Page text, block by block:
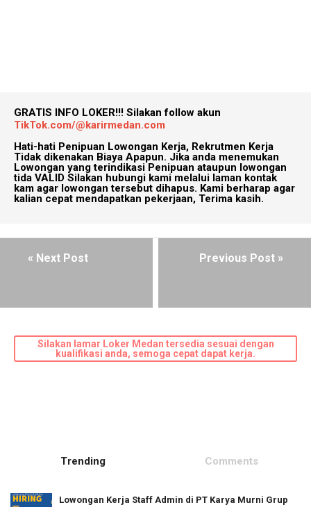
GRATIS INFO LOKER!!! Silakan follow akun
TikTok.com/@karirmedan.com
Hati-hati Penipuan Lowongan Kerja, Rekrutmen Kerja
Tidak dikenakan Biaya Apapun. Jika anda menemukan
Lowongan yang terindikasi Penipuan ataupun lowongan
tida VALID Silakan hubungi kami melalui laman kontak
kam agar lowongan tersebut dihapus. Kami berharap agar
kalian cepat mendapatkan pekerjaan, Terima kasih.
« Next Post Previous Post »
Silakan lamar Loker Medan tersedia sesuai dengan
kualifikasi anda, semoga cepat dapat kerja.
Trending Comments
Lowongan Kerja Staff Admin di PT Karya Murni Grup